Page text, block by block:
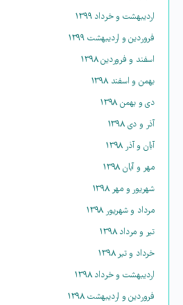
اردیبهشت و خرداد ۱۳۹۹
فروردین و اردیبهشت ۱۳۹۹
اسفند و فروردین ۱۳۹۸
بهمن و اسفند ۱۳۹۸
دی و بهمن ۱۳۹۸
آذر و دی ۱۳۹۸
آبان و آذر ۱۳۹۸
مهر و آبان ۱۳۹۸
شهریور و مهر ۱۳۹۸
مرداد و شهریور ۱۳۹۸
تیر و مرداد ۱۳۹۸
خرداد و تیر ۱۳۹۸
اردیبهشت و خرداد ۱۳۹۸
فروردین و اردیبهشت ۱۳۹۸